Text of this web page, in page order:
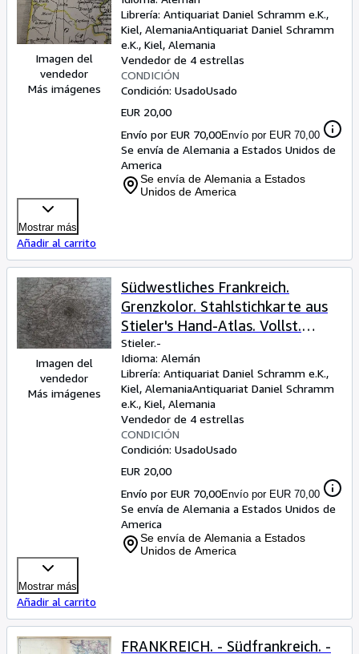
Imagen del
vendedor
Más imágenes
Möllendorf aus: F.W. Streit. Atlas
von Europa. Berlin, Natorff,
1837. 22 x 28 cm.
Librería: Antiquariat Daniel Schramm e.K.,
Kiel, AlemaniaAntiquariat Daniel Schramm
e.K., Kiel, Alemania
Vendedor de 4 estrellas
CONDICIÓN
Condición: UsadoUsado
EUR 20,00
Envío por EUR 70,00Envío por EUR 70,00
Se envía de Alemania a Estados Unidos de
America
Se envía de Alemania a Estados
Unidos de America
Mostrar más
Añadir al carrito
Imagen del
vendedor
Más imágenes
Südwestliches Frankreich.
Grenzkolor. Stahlstichkarte aus
Stieler's Hand-Atlas. Vollst.
Ausgabe No. 14 d. Gotha,
Perthes, 1855. 34 x 41 cm.
Stieler.-
Idioma: Alemán
Librería: Antiquariat Daniel Schramm e.K.,
Kiel, AlemaniaAntiquariat Daniel Schramm
e.K., Kiel, Alemania
Vendedor de 4 estrellas
CONDICIÓN
Condición: UsadoUsado
EUR 20,00
Envío por EUR 70,00Envío por EUR 70,00
Se envía de Alemania a Estados Unidos de
America
Se envía de Alemania a Estados
Unidos de America
Mostrar más
Añadir al carrito
FRANKREICH. - Südfrankreich. -